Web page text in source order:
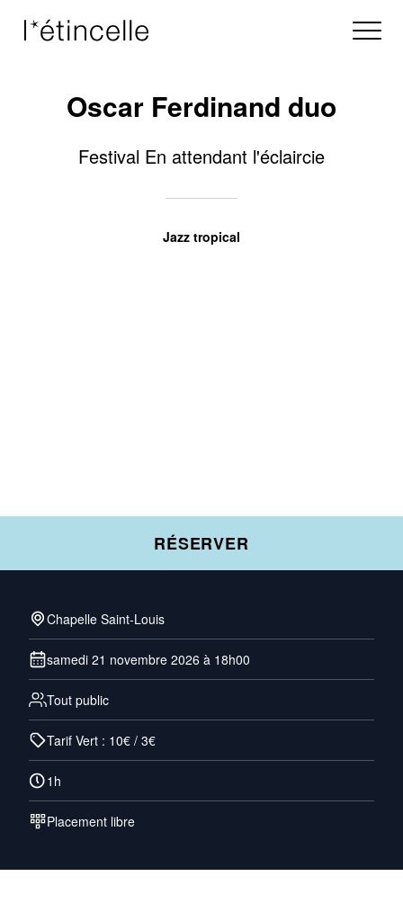
Oscar Ferdinand duo
Festival En attendant l'éclaircie
Jazz tropical
RÉSERVER
Chapelle Saint-Louis
samedi 21 novembre 2026 à 18h00
Tout public
Tarif Vert : 10€ / 3€
1h
Placement libre